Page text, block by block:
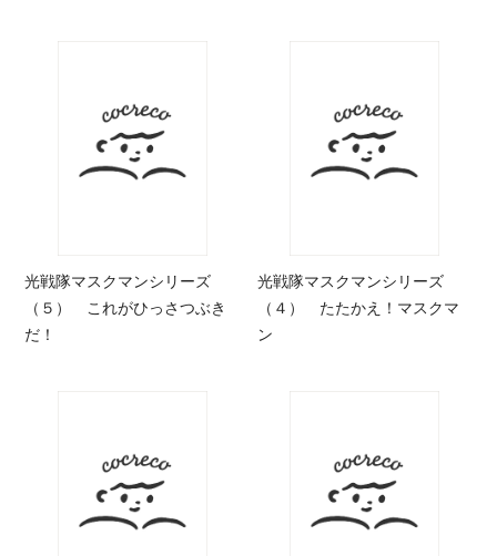
光戦隊マスクマンシリーズ
（５） これがひっさつぶき
だ！
光戦隊マスクマンシリーズ
（４） たたかえ！マスクマ
ン